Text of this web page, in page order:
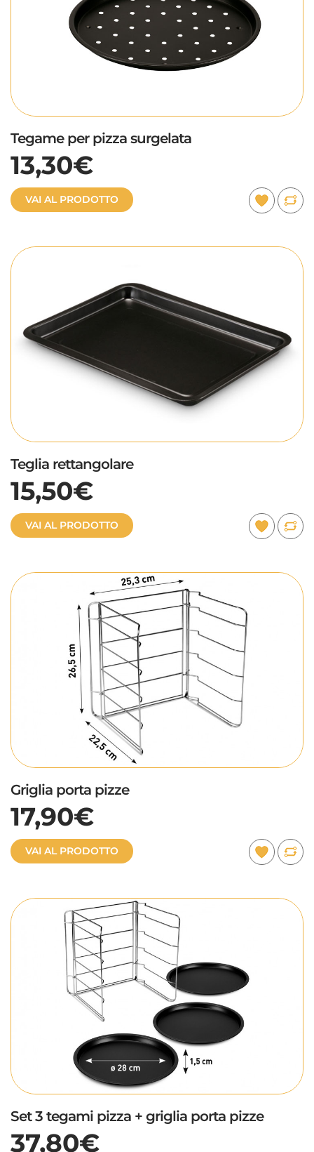
Tegame per pizza surgelata
13,30€
VAI AL PRODOTTO
Teglia rettangolare
15,50€
VAI AL PRODOTTO
Griglia porta pizze
17,90€
VAI AL PRODOTTO
Set 3 tegami pizza + griglia porta pizze
37,80€